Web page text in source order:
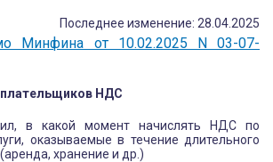
Последнее изменение: 28.04.2025
Минфина от 10.02.2025 N 03-07-
плательщиков НДС
в какой момент начислять НДС по
оказываемые в течение длительного
хранение и др.)